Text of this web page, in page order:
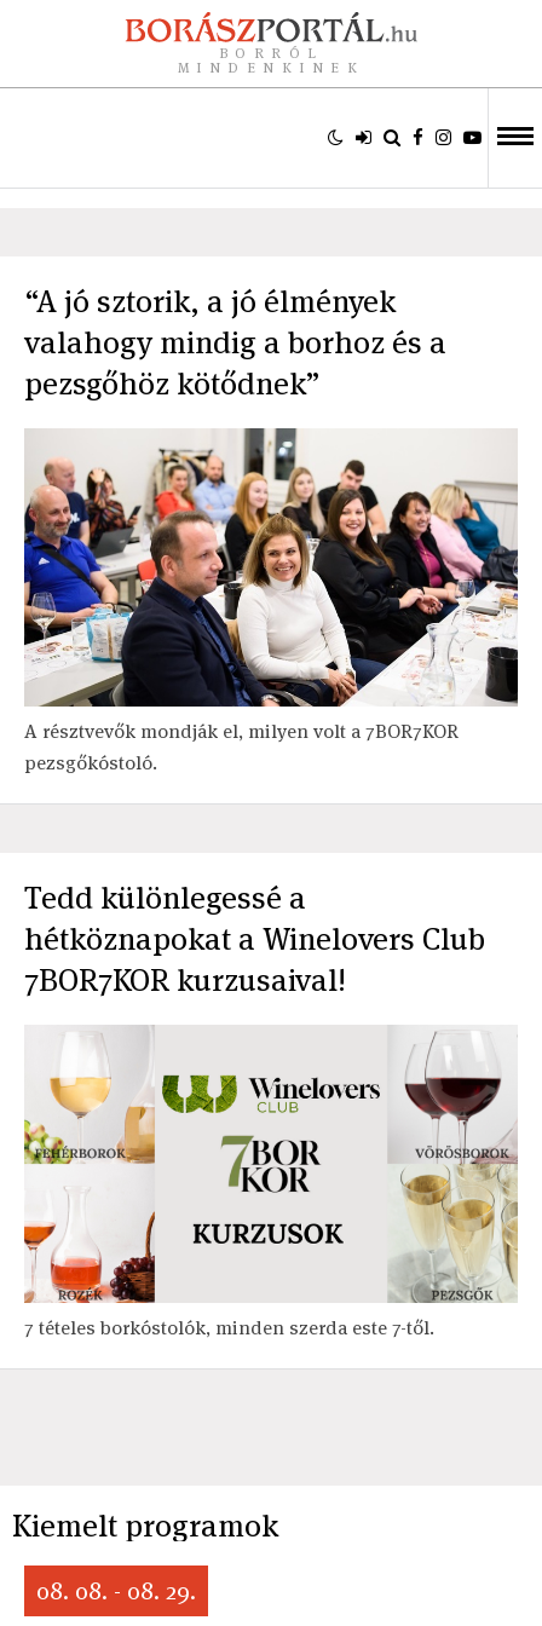
BORRÓL
MINDENKINEK
“A jó sztorik, a jó élmények
valahogy mindig a borhoz és a
pezsgőhöz kötődnek”
A résztvevők mondják el, milyen volt a 7BOR7KOR
pezsgőkóstoló.
Tedd különlegessé a
hétköznapokat a Winelovers Club
7BOR7KOR kurzusaival!
7 tételes borkóstolók, minden szerda este 7-től.
Kiemelt programok
08. 08. - 08. 29.